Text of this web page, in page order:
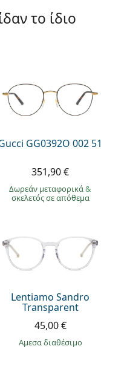
το ίδιο
GG0392O 002 51
351,90 €
Δωρεάν μεταφορικά&
σκελετός σε απόθεμα
Lentiamo Sandro
Transparent
45,00 €
άμεσα διαθέσιμο